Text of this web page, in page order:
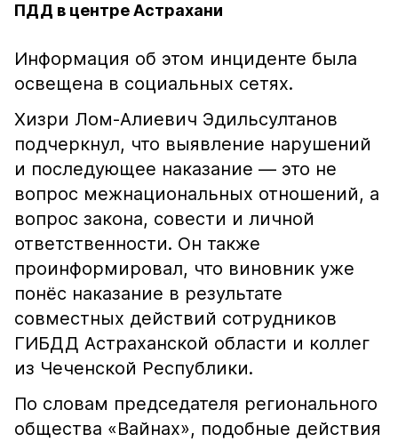
ПДД в центре Астрахани
Информация об этом инциденте была
освещена в социальных сетях.
Хизри Лом-Алиевич Эдильсултанов
подчеркнул, что выявление нарушений
и последующее наказание — это не
вопрос межнациональных отношений, а
вопрос закона, совести и личной
ответственности. Он также
проинформировал, что виновник уже
понёс наказание в результате
совместных действий сотрудников
ГИБДД Астраханской области и коллег
из Чеченской Республики.
По словам председателя регионального
общества «Вайнах», подобные действия